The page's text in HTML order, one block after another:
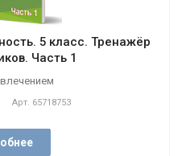
5 класс. Тренажёр
Часть 1
Арт. 65718753